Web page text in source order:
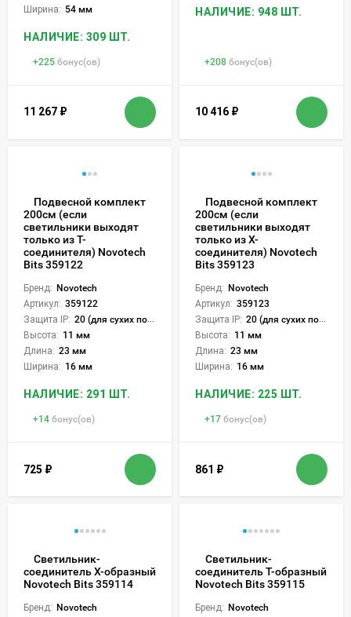
Ширина: 54 мм
НАЛИЧИЕ: 309 ШТ.
+225 бонус(ов)
11 267 ₽
НАЛИЧИЕ: 948 ШТ.
+208 бонус(ов)
10 416 ₽
Подвесной комплект
200см (если
светильники выходят
только из Т-
соединителя) Novotech
Bits 359122
Бренд: Novotech
Артикул: 359122
Защита IP: 20 (для сухих пом.)
Высота: 11 мм
Длина: 23 мм
Ширина: 16 мм
НАЛИЧИЕ: 291 ШТ.
+14 бонус(ов)
725 ₽
Подвесной комплект
200см (если
светильники выходят
только из Х-
соединителя) Novotech
Bits 359123
Бренд: Novotech
Артикул: 359123
Защита IP: 20 (для сухих пом.)
Высота: 11 мм
Длина: 23 мм
Ширина: 16 мм
НАЛИЧИЕ: 225 ШТ.
+17 бонус(ов)
861 ₽
Светильник-
соединитель Х-образный
Novotech Bits 359114
Бренд: Novotech
Светильник-
соединитель Т-образный
Novotech Bits 359115
Бренд: Novotech